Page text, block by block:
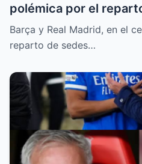
polémica por el
Mundial 2030
Barça y Real Madrid, en el
reparto de sedes…